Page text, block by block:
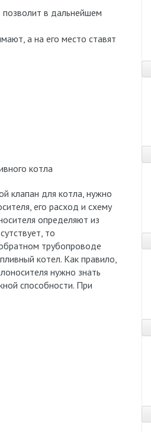
позволит в дальнейшем
а на его место ставят
котла
клапан для котла, нужно
его расход и схему
определяют из
то
трубопроводе
котел. Как правило,
нужно знать
способности. При